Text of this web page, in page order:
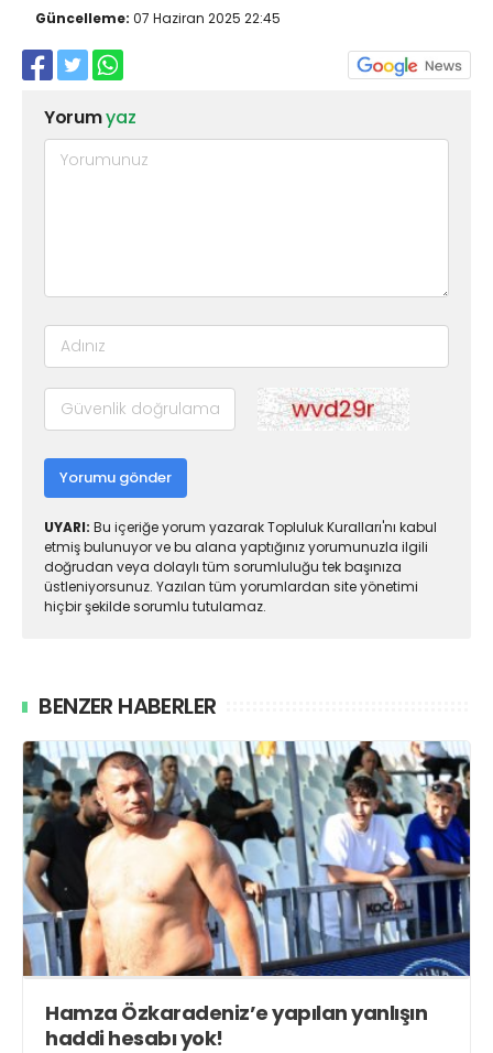
Güncelleme: 07 Haziran 2025 22:45
Yorumyaz
Yorumu gönder
UYARI: Bu içeriğe yorum yazarak Topluluk Kuralları'nı kabul
etmiş bulunuyor ve bu alana yaptığınız yorumunuzla ilgili
doğrudan veya dolaylı tüm sorumluluğu tek başınıza
üstleniyorsunuz. Yazılan tüm yorumlardan site yönetimi
hiçbir şekilde sorumlu tutulamaz.
BENZER HABERLER
Hamza Özkaradeniz’e yapılan yanlışın
haddi hesabı yok!